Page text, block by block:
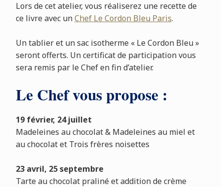
Lors de cet atelier, vous réaliserez une recette de
ce livre avec unChef Le Cordon Bleu Paris.
Un tablier et un sac isotherme « Le Cordon Bleu »
seront offerts. Un certificat de participation vous
sera remis par le Chef en fin d’atelier.
Le Chef vous propose :
19 février, 24 juillet
Madeleines au chocolat & Madeleines au miel et
au chocolat et Trois frères noisettes
23 avril, 25 septembre
Tarte au chocolat praliné et addition de crème